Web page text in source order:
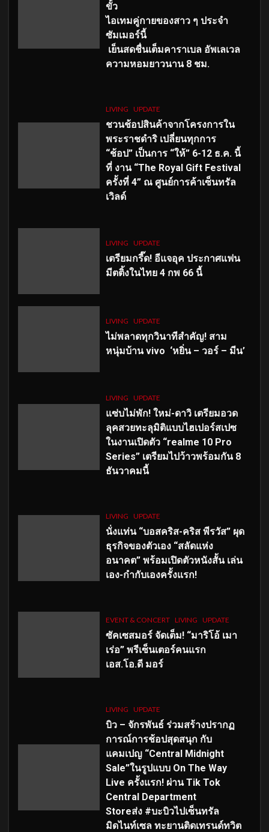
ขั้ว
ไอเทมคู่กายของสาว ๆ ประจำ
ซัมเมอร์นี้
เย็นสดชื่นเต็มคาราเบล อัพเลเวล
ความหอมยาวนาน 8 ชม.
LIVING UPDATE
ชวนช้อปสินค้าจากโครงการใน
พระราชดำริ เปลี่ยนทุกการ
“ช้อป” เป็นการ “ให้” 6-12 ธ.ค. นี้
ที่ งาน “The Royal Gift Festival
ครั้งที่ 4” ณ ศูนย์การค้าเซ็นทรัล
เวิลด์
LIVING UPDATE
เตรียมกรี๊ด! อีแจอุค ประกาศแฟน
มีตติ้งในไทย 4 กพ 66 นี้
LIVING UPDATE
ไม่พลาดทุกวินาทีสำคัญ! สาม
หนุ่มบ้าน vivo ‘หยิ่น – วอร์ – มีน’
LIVING UPDATE
แซ่บไม่พัก! ใหม่-ดาวิ เตรียมอวด
ลุคสวยทะลุมิติแบบไฮเปอร์สเปซ
ในงานเปิดตัว “realme 10 Pro
Series” เตรียมไปว้าวพร้อมกัน 8
ธันวาคมนี้
LIVING UPDATE
นั่งแท่น “บอสคริส-คริส พีรวัส” ผุด
ธุรกิจของตัวเอง “สลัดแห่ง
อนาคต” พร้อมเปิดตัวหนังสั้น เล่น
เอง-กำกับเองครั้งแรก!
EVENT & CONCERT LIVING UPDATE
ซัคเซสมอร์ จัดเต็ม! “มาริโอ้ เมา
เร่อ” พรีเซ็นเตอร์คนแรก
เอส.โอ.ดี มอร์
LIVING UPDATE
บิว – จักรพันธ์ ร่วมสร้างปรากฏ
การณ์การช้อปสุดสนุก กับ
แคมเปญ “Central Midnight
Sale”ในรูปแบบ On The Way
Live ครั้งแรก! ผ่าน Tik Tok
Central Department
Storeส่ง #บะบิวไปเซ็นทรัล
มิดไนท์เซล ทะยานติดเทรนด์ทวิต